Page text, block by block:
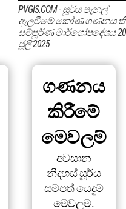
PVGIS.COM - සූර්ය පැනල්
ඇලවීමේ කෝණ ගණනය
සම්පූර්ණ මාර්ගෝපදේශය
ජූලි 2025
ගණනය
කිරීමේ
මෙවලම්
අවසාන
නිදහස් සූර්ය
සම්පත් යෙදුම්
මෙවලම.